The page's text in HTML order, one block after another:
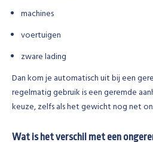
machines
voertuigen
zware lading
Dan kom je automatisch uit bij een
regelmatig gebruik is een geremde
keuze, zelfs als het gewicht nog net
Wat is het verschil met een